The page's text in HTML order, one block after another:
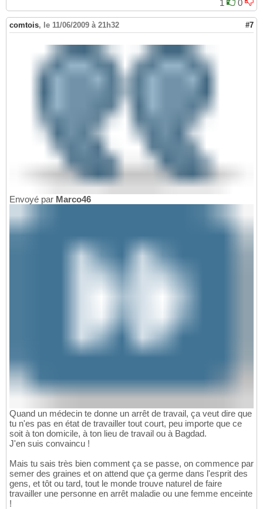
1 0
comtois, le 11/06/2009 à 21h32 #7
Envoyé par Marco46
Quand un médecin te donne un arrêt de travail, ça veut dire que
tu n'es pas en état de travailler tout court, peu importe que ce
soit à ton domicile, à ton lieu de travail ou à Bagdad.
J'en suis convaincu !
Mais tu sais très bien comment ça se passe, on commence par
semer des graines et on attend que ça germe dans l'esprit des
gens, et tôt ou tard, tout le monde trouve naturel de faire
travailler une personne en arrêt maladie ou une femme enceinte
!